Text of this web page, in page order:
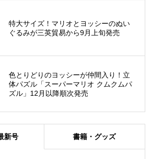
特大サイズ！マリオとヨッシーのぬい
ぐるみが三英貿易から9月上旬発売
色とりどりのヨッシーが仲間入り！立
体パズル「スーパーマリオ クムクムパ
ズル」12月以降順次発売
新号 書籍・グッズ